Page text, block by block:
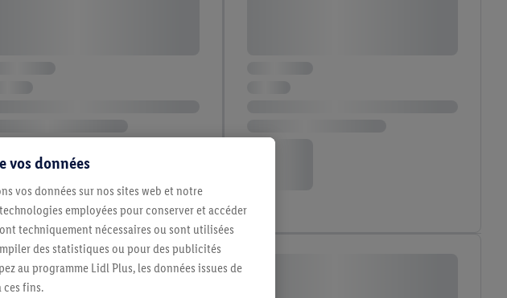
vos données
vos données sur nos sites web et notre
employées pour conserver et accéder
techniquement nécessaires ou sont utilisées
des statistiques ou pour des publicités
au programme Lidl Plus, les données issues de
ces fins.